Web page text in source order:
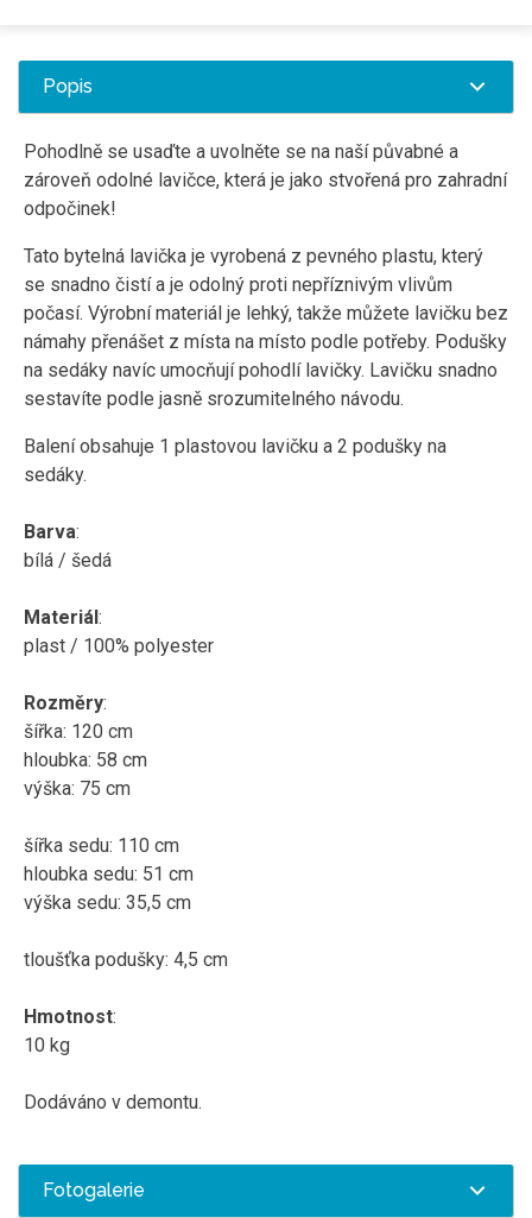
Popis
Pohodlně se usaďte a uvolněte se na naší půvabné a
zároveň odolné lavičce, která je jako stvořená pro zahradní
odpočinek!
Tato bytelná lavička je vyrobená z pevného plastu, který
se snadno čistí a je odolný proti nepříznivým vlivům
počasí. Výrobní materiál je lehký, takže můžete lavičku bez
námahy přenášet z místa na místo podle potřeby. Podušky
na sedáky navíc umocňují pohodlí lavičky. Lavičku snadno
sestavíte podle jasně srozumitelného návodu.
Balení obsahuje 1 plastovou lavičku a 2 podušky na
sedáky.
Barva:
bílá / šedá
Materiál:
plast / 100% polyester
Rozměry:
šířka: 120 cm
hloubka: 58 cm
výška: 75 cm
šířka sedu: 110 cm
hloubka sedu: 51 cm
výška sedu: 35,5 cm
tloušťka podušky: 4,5 cm
Hmotnost:
10 kg
Dodáváno v demontu.
Fotogalerie